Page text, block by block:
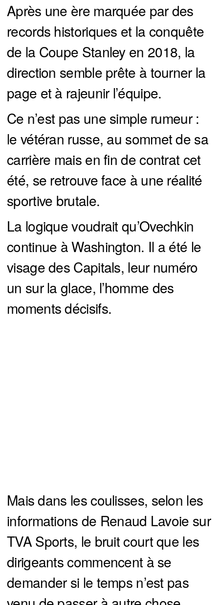
Après une ère marquée par des
records historiques et la conquête
de la Coupe Stanley en 2018, la
direction semble prête à tourner la
page et à rajeunir l’équipe.
Ce n’est pas une simple rumeur :
le vétéran russe, au sommet de sa
carrière mais en fin de contrat cet
été, se retrouve face à une réalité
sportive brutale.
La logique voudrait qu’Ovechkin
continue à Washington. Il a été le
visage des Capitals, leur numéro
un sur la glace, l’homme des
moments décisifs.
Mais dans les coulisses, selon les
informations de Renaud Lavoie sur
TVA Sports, le bruit court que les
dirigeants commencent à se
demander si le temps n’est pas